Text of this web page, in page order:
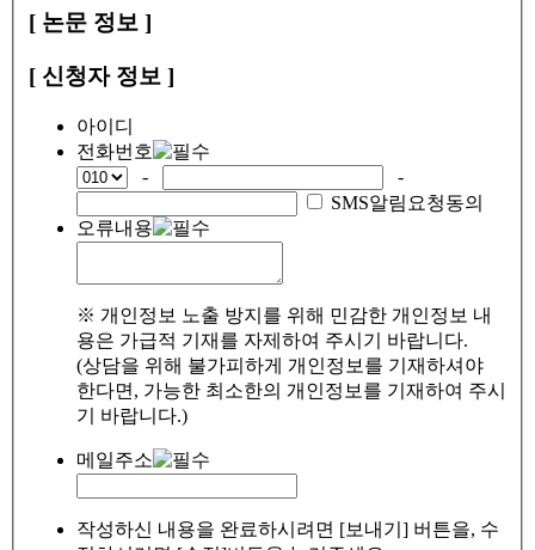
[ 논문 정보 ]
[ 신청자 정보 ]
아이디
전화번호
-
-
SMS알림요청동의
오류내용
※ 개인정보 노출 방지를 위해 민감한 개인정보 내
용은 가급적 기재를 자제하여 주시기 바랍니다.
(상담을 위해 불가피하게 개인정보를 기재하셔야
한다면, 가능한 최소한의 개인정보를 기재하여 주시
기 바랍니다.)
메일주소
작성하신 내용을 완료하시려면 [보내기] 버튼을, 수